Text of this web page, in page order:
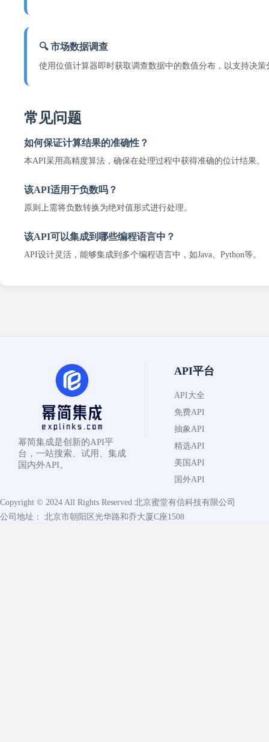
🔍 市场数据调查
使用位值计算器即时获取调查数据中的数值分布，以支持决策
常见问题
如何保证计算结果的准确性？
本API采用高精度算法，确保在处理过程中获得准确的位计结果。
该API适用于负数吗？
原则上需将负数转换为绝对值形式进行处理。
该API可以集成到哪些编程语言中？
API设计灵活，能够集成到多个编程语言中，如Java、Python等。
幂简集成是创新的API平
台，一站搜索、试用、集成
国内外API。
API平台
API大全
免费API
抽象API
精选API
美国API
国外API
Copyright © 2024 All Rights Reserved 北京蜜堂有信科技有限公司
公司地址： 北京市朝阳区光华路和乔大厦C座1508